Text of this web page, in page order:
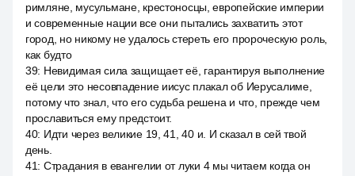
римляне, мусульмане, крестоносцы, европейские империи
и современные нации все они пытались захватить этот
город, но никому не удалось стереть его пророческую роль,
как будто
39: Невидимая сила защищает её, гарантируя выполнение
её цели это несовпадение иисус плакал об Иерусалиме,
потому что знал, что его судьба решена и что, прежде чем
прославиться ему предстоит.
40: Идти через великие 19, 41, 40 и. И сказал в сей твой
день.
41: Страдания в евангелии от луки 4 мы читаем когда он